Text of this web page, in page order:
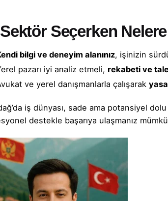
Seçerken
bilgi ve deneyim alanınız, işinizin
pazarı iyi analiz etmeli, rekabeti ve
ve yerel danışmanlarla çalışarak
iş dünyası, sade ama potansiyel
destekle başarıya ulaşmanız